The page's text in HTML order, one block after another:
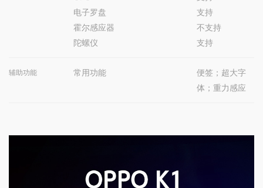
电子罗盘
支持
霍尔感应器
不支持
陀螺仪
支持
辅助功能 常用功能
便签；超大字
体；重力感应